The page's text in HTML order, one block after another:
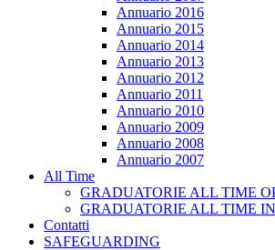
Annuario 2016
Annuario 2015
Annuario 2014
Annuario 2013
Annuario 2012
Annuario 2011
Annuario 2010
Annuario 2009
Annuario 2008
Annuario 2007
All Time
GRADUATORIE ALL TIME
GRADUATORIE ALL TIME
Contatti
SAFEGUARDING